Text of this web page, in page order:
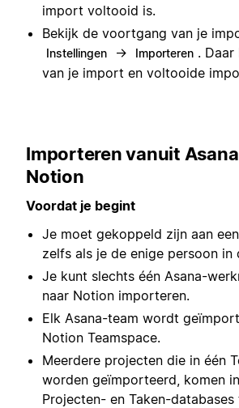
import voltooid is.
Bekijk de voortgang van je
Instellingen → Importeren .
van je import en voltooide
Importeren vanuit
Notion
Voordat je begint
Je moet gekoppeld zijn aan
zelfs als je de enige persoon in
Je kunt slechts één Asana-
naar Notion importeren.
Elk Asana-team wordt
Notion Teamspace.
Meerdere projecten die in één
worden geïmporteerd, komen
Projecten- en Taken-